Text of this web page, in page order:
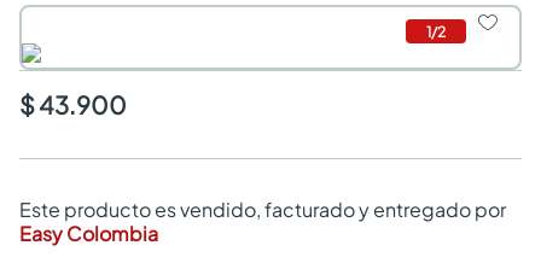
1/2
$ 43.900
Este producto es vendido, facturado y entregado por
Easy Colombia
comedores
armarios closet
neveras